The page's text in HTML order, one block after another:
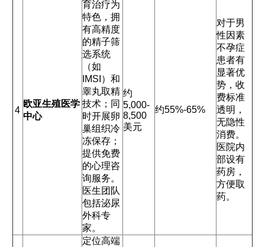
4
欧亚生殖医学
中心
育治疗为
特色，拥
有高精度
的精子筛
选系统
（如
IMSI）和
睾丸取精
技术；同
时开展卵
巢组织冷
冻保存；
提供免费
的心理咨
询服务。
医生团队
包括泌尿
外科专
家。
约
5,000-
8,500
美元
约55%-65%
对于男
性因素
不孕症
患者有
显著优
势，收
费标准
透明，
无隐性
消费。
医院内
部设有
药房，
方便取
药。
定位高端